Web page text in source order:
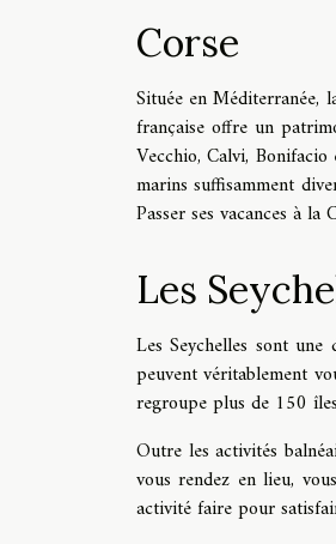
Corse
Située en Méditerranée,
française offre un
Vecchio, Calvi,
marins suffisamment
Passer ses vacances à
Les
Les Seychelles sont
peuvent véritablement
regroupe plus de 150
Outre les activités
vous rendez en lieu,
activité faire pour